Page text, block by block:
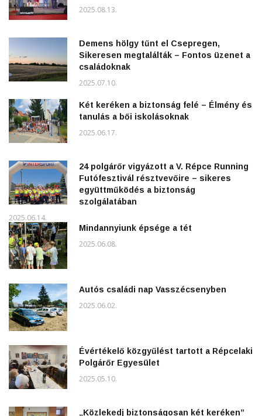
2025.08.13.
Demens hölgy tűnt el Csepregen,
Sikeresen megtalálták – Fontos üzenet a
családoknak
2025.07.10.
Két keréken a biztonság felé – Élmény és
tanulás a bői iskolásoknak
2025.06.17.
24 polgárőr vigyázott a V. Répce Running
Futófesztivál résztvevőire – sikeres
együttműködés a biztonság
szolgálatában
2025.06.14.
Mindannyiunk épsége a tét
2025.06.08.
Autós családi nap Vasszécsenyben
2025.06.02.
Évértékelő közgyűlést tartott a Répcelaki
Polgárőr Egyesület
2025.05.10.
„Közlekedj biztonságosan két keréken”